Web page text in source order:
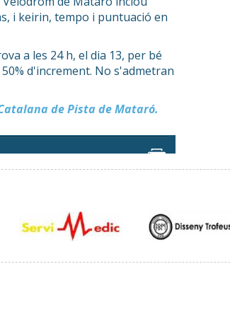
i keirin, tempo i puntuació en
a les 24 h, el dia 13, per bé
d'increment. No s'admetran
de Pista de Mataró.